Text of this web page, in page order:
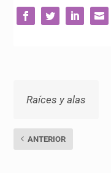
Raíces y alas
ANTERIOR